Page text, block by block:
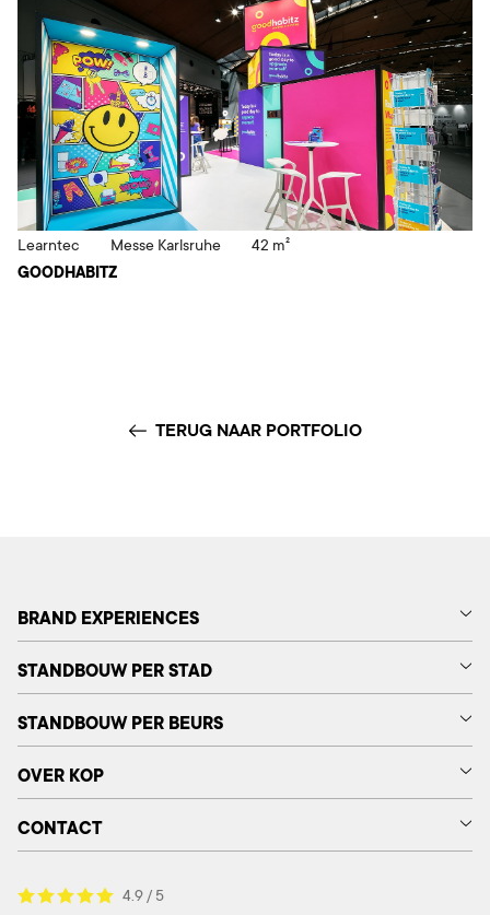
GOODHABITZ
Learntec Messe Karlsruhe 42 m²
TERUG NAAR PORTFOLIO
BRAND EXPERIENCES
STANDBOUW PER STAD
STANDBOUW PER BEURS
OVER KOP
CONTACT
4.9 / 5